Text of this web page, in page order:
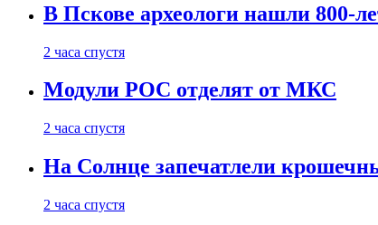
В Пскове археологи нашли 800-
2 часа спустя
Модули РОС отделят от МКС
2 часа спустя
На Солнце запечатлели
2 часа спустя